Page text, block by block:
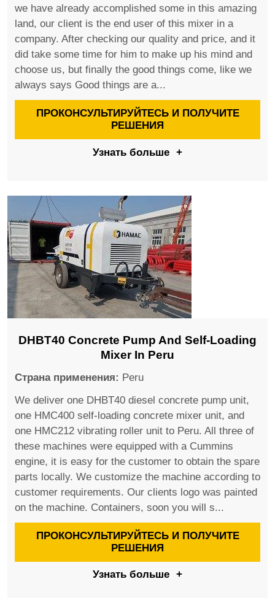
we have already accomplished some in this amazing
land, our client is the end user of this mixer in a
company. After checking our quality and price, and it
did take some time for him to make up his mind and
choose us, but finally the good things come, like we
always says Good things are a...
ПРОКОНСУЛЬТИРУЙТЕСЬ И ПОЛУЧИТЕ
РЕШЕНИЯ
Узнать больше +
DHBT40 Concrete Pump And Self-Loading
Mixer In Peru
Страна применения: Peru
We deliver one DHBT40 diesel concrete pump unit,
one HMC400 self-loading concrete mixer unit, and
one HMC212 vibrating roller unit to Peru. All three of
these machines were equipped with a Cummins
engine, it is easy for the customer to obtain the spare
parts locally. We customize the machine according to
customer requirements. Our clients logo was painted
on the machine. Containers, soon you will s...
ПРОКОНСУЛЬТИРУЙТЕСЬ И ПОЛУЧИТЕ
РЕШЕНИЯ
Узнать больше +